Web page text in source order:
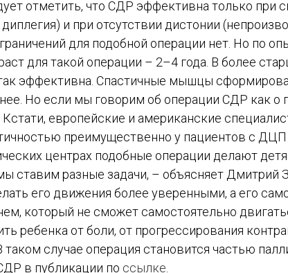
отметить, что СДР эффективна только при
диплегия) и при отсутствии дистонии
для подобной операции нет. Но по
для такой операции – 2–4 года. В более
эффективна. Спастичные мышцы
Но если мы говорим об операции СДР как о
Кстати, европейские и американские
преимущественно у пациентов с ДЦП
центрах подобные операции делают
ставим разные задачи, – объясняет Дмитрий
его движения более уверенными, а его
который не сможет самостоятельно
ребенка от боли, от прогрессирования
случае операция становится частью
в публикации по ссылке